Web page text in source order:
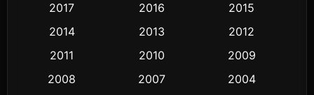
Comedy ตลก 367
Conspiracy
2017
2016
2015
2014
2013
2012
2011
2010
2009
2008
2007
2004